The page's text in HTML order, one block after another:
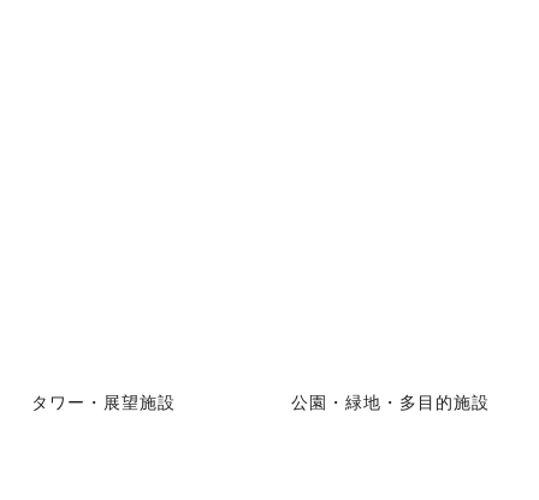
タワー・展望施設 公園・緑地・多目的施設